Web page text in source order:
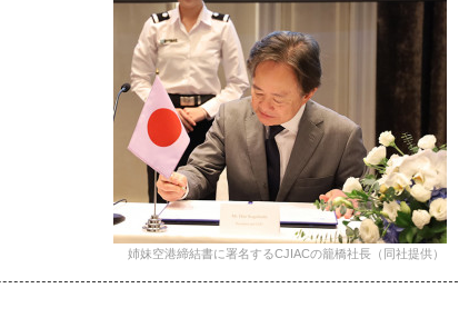
姉妹空港締結書に署名するCJIACの籠橋社長（同社提供）